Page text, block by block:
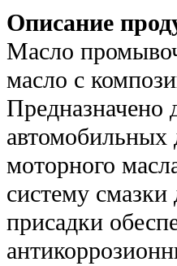
Описание
Масло
масло с
Предназначено
автомобильных
моторного
систему
присадки